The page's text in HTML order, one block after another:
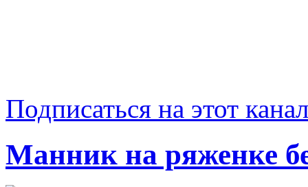
Подписаться на этот
Манник на ряженке